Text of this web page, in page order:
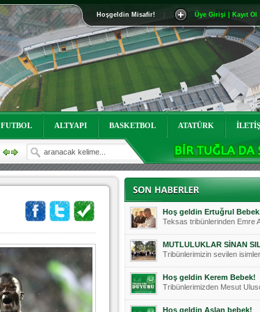
Hoşgeldin Misafir! Üye Girişi | Kayıt Ol
FUTBOL ALTYAPI BASKETBOL ATATÜRK
Mutluluklar Ceyhun Tetik
Teksas tribünlerinin sevilen
Bursasporumuzun önü
Teksaslı Bursasporlular
Hoş geldin Alaz Bebek!
Teksas.org sistem yöneticisi,
Hoş geldin Göktuğ Bebek!
Teksas.org ekibimizden ve
Hoş geldin Kadir Kağan
Teksas tribünlerinden Basri
Hoş geldin Ertuğrul
Teksas tribünlerinden Emre
MUTLULUKLAR SİNAN
Tribünlerimizin sevilen
Hoş geldin Kerem Bebek!
Tribünlerimizden Mesut
Hoş geldin Aslan bebek!